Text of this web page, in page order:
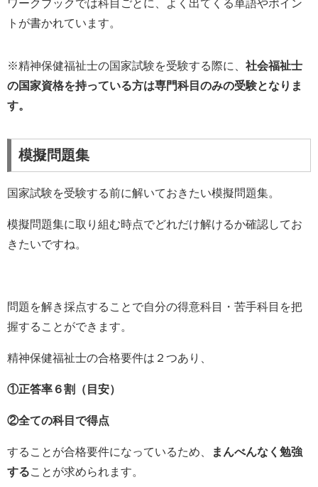
ワークブックでは科目ごとに、よく出てくる単語やポイン
トが書かれています。
※精神保健福祉士の国家試験を受験する際に、 社会福祉士
の国家資格を持っている方は専門科目のみの受験となりま
す。
模擬問題集
国家試験を受験する前に解いておきたい模擬問題集。
模擬問題集に取り組む時点でどれだけ解けるか確認してお
きたいですね。
問題を解き採点することで自分の得意科目・苦手科目を把
握することができます。
精神保健福祉士の合格要件は２つあり、
①正答率６割（目安）
②全ての科目で得点
することが合格要件になっているため、
まんべんなく勉強
することが求められます。